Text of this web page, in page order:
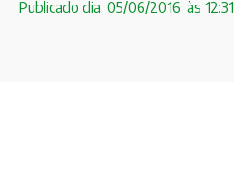
Publicado dia: 05/06/2016 às 12:31